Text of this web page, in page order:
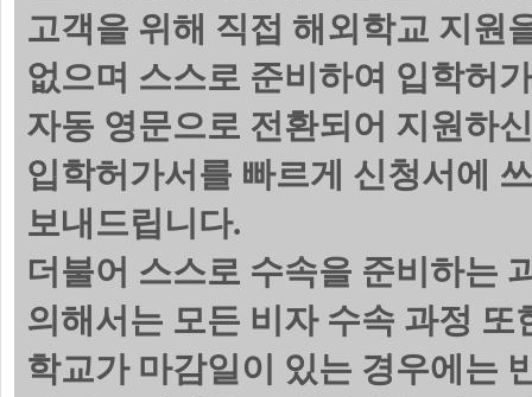
고객을 위해 직접 해외학교 지원
없으며 스스로 준비하여 입학허
자동 영문으로 전환되어 지원하
입학허가서를 빠르게 신청서에
보내드립니다.
더불어 스스로 수속을 준비하는
의해서는 모든 비자 수속 과정
학교가 마감일이 있는 경우에는